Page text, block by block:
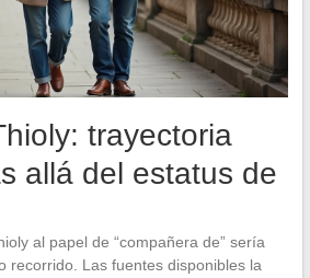
trayectoria
allá del estatus de
al papel de “compañera de” sería
recorrido. Las fuentes disponibles la